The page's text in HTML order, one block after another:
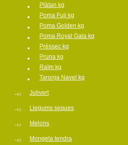
Plàtan kg
Poma Fuji kg
Poma Golden kg
Poma Royal Gala kg
Prèssec kg
Pruna kg
Raïm kg
Taronja Navel kg
Julivert
Llegums seques
Melons
Mongeta tendra